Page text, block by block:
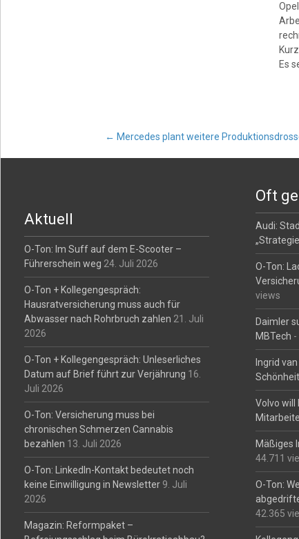
Es
Post
← Mercedes plant weitere
Aktuell
O-Ton: Im Suff auf dem E-Scooter –
Führerschein weg 24. Juli 2026
O-Ton + Kollegengespräch:
Hausratversicherung muss auch für
Abwasser nach Rohrbruch zahlen 21. Juli
2026
O-Ton + Kollegengespräch: Unleserliches
Datum auf Brief führt zur Verjährung 16.
Juli 2026
O-Ton: Versicherung muss bei
chronischen Schmerzen Cannabis
bezahlen 13. Juli 2026
O-Ton: LinkedIn-Kontakt bedeutet noch
keine Einwilligung in Newsletter 9. Juli
2026
Magazin: Reformpaket –
Oft
Audi:
O-Ton:
views
Daimler
MBTech -
Ingrid
Volvo will
Mäßiges
44.711
O-Ton:
42.365